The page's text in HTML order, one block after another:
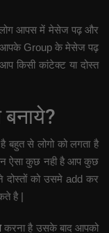
लोग आपस में मेसेज पढ़ और
Group के मेसेज पढ़
कांटेक्ट या दोस्त
बहुत से लोगो को लगता है
ऐसा कुछ नही है आप कुछ
दोस्तों को उसमे add कर
है |
करना है उसके बाद आपको